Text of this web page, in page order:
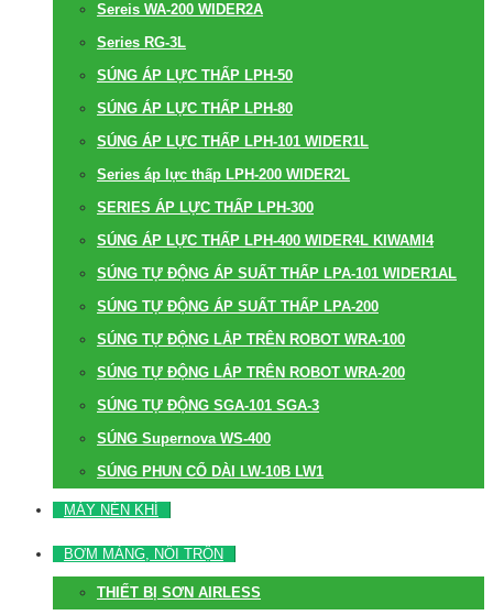
Sereis WA-200 WIDER2A
Series RG-3L
SÚNG ÁP LỰC THẤP LPH-50
SÚNG ÁP LỰC THẤP LPH-80
SÚNG ÁP LỰC THẤP LPH-101 WIDER1L
Series áp lực thấp LPH-200 WIDER2L
SERIES ÁP LỰC THẤP LPH-300
SÚNG ÁP LỰC THẤP LPH-400 WIDER4L KIWAMI4
SÚNG TỰ ĐỘNG ÁP SUẤT THẤP LPA-101 WIDER1AL
SÚNG TỰ ĐỘNG ÁP SUẤT THẤP LPA-200
SÚNG TỰ ĐỘNG LẮP TRÊN ROBOT WRA-100
SÚNG TỰ ĐỘNG LẮP TRÊN ROBOT WRA-200
SÚNG TỰ ĐỘNG SGA-101 SGA-3
SÚNG Supernova WS-400
SÚNG PHUN CỔ DÀI LW-10B LW1
MÁY NÉN KHÍ
BƠM MÀNG, NỒI TRỘN
THIẾT BỊ SƠN AIRLESS